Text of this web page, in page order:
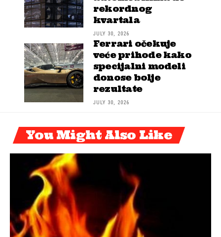
rekordnog
kvartala
JULY 30, 2026
Ferrari očekuje
veće prihode kako
specijalni modeli
donose bolje
rezultate
JULY 30, 2026
You Might Also Like